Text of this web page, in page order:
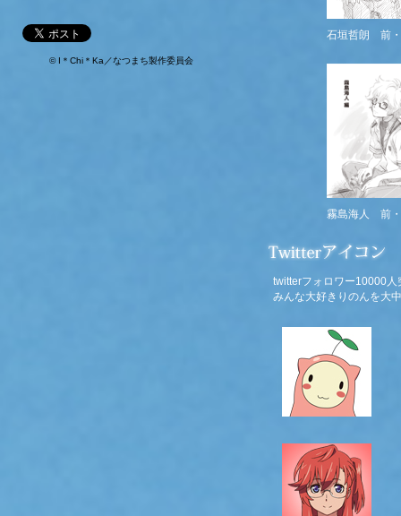
© I＊Chi＊Ka／なつまち製作委員会
石垣哲朗 前
霧島海人 前
twitterフォロワー10000
みんな大好きりのんを大